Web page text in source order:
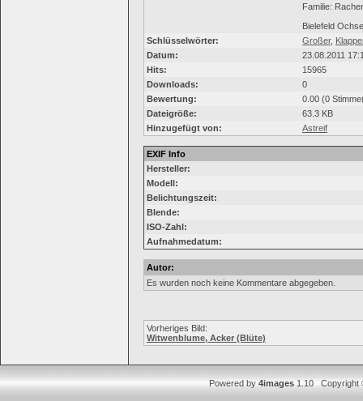
Familie:
Bielefeld
Schlüsselwörter:
Großer,
Datum:
23.08.2011
Hits:
15965
Downloads:
0
Bewertung:
0.00 (0
Dateigröße:
63.3 KB
Hinzugefügt von:
Astreif
EXIF Info
Hersteller:
Modell:
Belichtungszeit:
Blende:
ISO-Zahl:
Aufnahmedatum:
Autor:
Es wurden noch keine Kommentare abgegeben.
Vorheriges Bild:
Witwenblume, Acker (Blüte)
Powered by4images1.10 Copyright